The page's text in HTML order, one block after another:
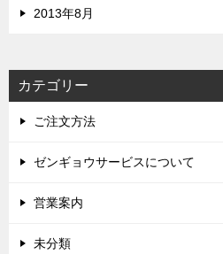
2013年8月
カテゴリー
ご注文方法
ゼンギョウサービスについて
営業案内
未分類